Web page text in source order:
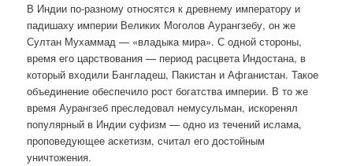
В Индии по-разному относятся к древнему императору и
падишаху империи Великих Моголов Аурангзебу, он же
Султан Мухаммад — «владыка мира». С одной стороны,
время его царствования — период расцвета Индостана, в
который входили Бангладеш, Пакистан и Афганистан. Такое
объединение обеспечило рост богатства империи. В то же
время Аурангзеб преследовал немусульман, искоренял
популярный в Индии суфизм — одно из течений ислама,
проповедующее аскетизм, считал его достойным
уничтожения.